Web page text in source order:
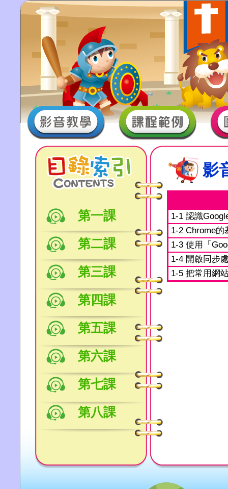
第一課
第二課
第三課
第四課
第五課
第六課
第七課
第八課
影
1-1 認識
1-2 Chrome的
1-3 使用「
1-4 開啟同步
1-5 把常用網